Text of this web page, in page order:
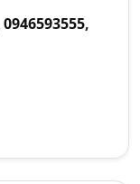
0946593555,